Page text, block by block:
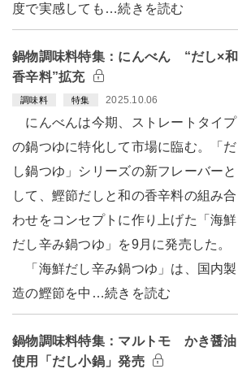
度で実感しても…続きを読む
鍋物調味料特集：にんべん “だし×和
香辛料”拡充
調味料 特集 2025.10.06
にんべんは今期、ストレートタイプ
の鍋つゆに特化して市場に臨む。「だ
し鍋つゆ」シリーズの新フレーバーと
して、鰹節だしと和の香辛料の組み合
わせをコンセプトに作り上げた「海鮮
だし辛み鍋つゆ」を9月に発売した。
「海鮮だし辛み鍋つゆ」は、国内製
造の鰹節を中…続きを読む
鍋物調味料特集：マルトモ かき醤油
使用「だし小鍋」発売